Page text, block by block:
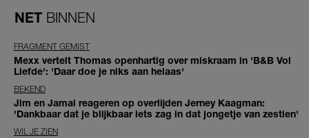
NET BINNEN
FRAGMENT GEMIST
Mexx vertelt Thomas openhartig over miskraam in 'B&B Vol
Liefde': 'Daar doe je niks aan helaas'
BEKEND
Jim en Jamai reageren op overlijden Jerney Kaagman:
'Dankbaar dat je blijkbaar iets zag in dat jongetje van zestien'
WIL JE ZIEN